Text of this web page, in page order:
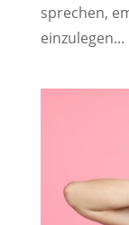
sprechen,
einzulegen...